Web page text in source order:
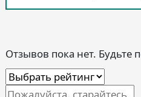
Отзывов пока нет. Будьте